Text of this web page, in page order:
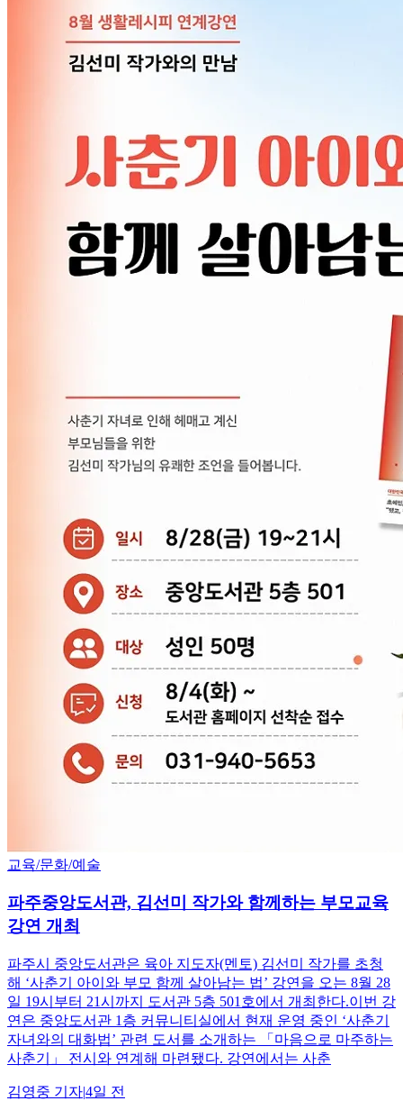
교육/문화/예술
파주중앙도서관, 김선미 작가와 함께하는 부모교육
강연 개최
파주시 중앙도서관은 육아 지도자(멘토) 김선미 작가를 초청
해 ‘사춘기 아이와 부모 함께 살아남는 법’ 강연을 오는 8월 28
일 19시부터 21시까지 도서관 5층 501호에서 개최한다.이번 강
연은 중앙도서관 1층 커뮤니티실에서 현재 운영 중인 ‘사춘기
자녀와의 대화법’ 관련 도서를 소개하는 「마음으로 마주하는
사춘기」 전시와 연계해 마련됐다. 강연에서는 사춘
김영중 기자|4일 전